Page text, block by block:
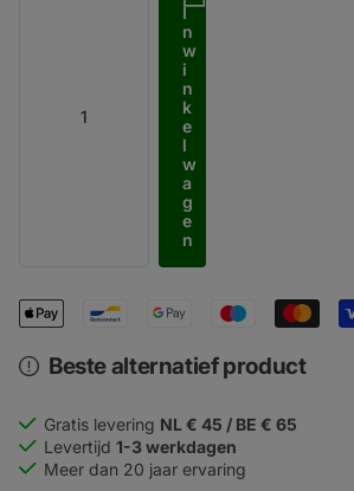
I
n
w
i
n
k
e
l
w
a
g
e
n
Beste alternatief product
Gratis levering NL € 45 / BE € 65
Levertijd 1-3 werkdagen
Meer dan 20 jaar ervaring